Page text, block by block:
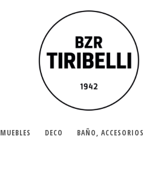
MUEBLES DECO BAÑO, ACCESORIOS